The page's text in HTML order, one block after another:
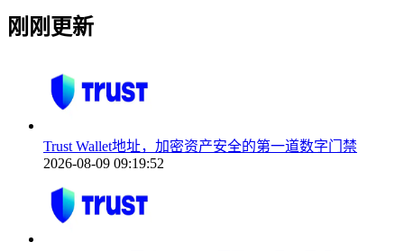
刚刚更新
Trust Wallet地址，加密资产安全的第一道数字门禁
2026-08-09 09:19:52